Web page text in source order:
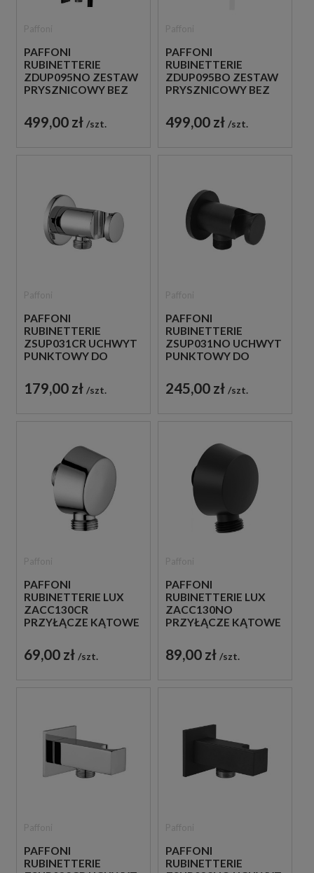
PAFFONI
RUBINETTERIE
ZDUP095NO ZESTAW
PRYSZNICOWY BEZ
499,00 zł szt.
PAFFONI
RUBINETTERIE
ZDUP095BO ZESTAW
PRYSZNICOWY BEZ
499,00 zł szt.
PAFFONI
RUBINETTERIE
ZSUP031CR UCHWYT
PUNKTOWY DO
179,00 zł szt.
PAFFONI
RUBINETTERIE
ZSUP031NO UCHWYT
PUNKTOWY DO
245,00 zł szt.
PAFFONI
RUBINETTERIE LUX
ZACC130CR
PRZYŁĄCZE KĄTOWE
69,00 zł szt.
PAFFONI
RUBINETTERIE LUX
ZACC130NO
PRZYŁĄCZE KĄTOWE
89,00 zł szt.
PAFFONI
RUBINETTERIE
PAFFONI
RUBINETTERIE